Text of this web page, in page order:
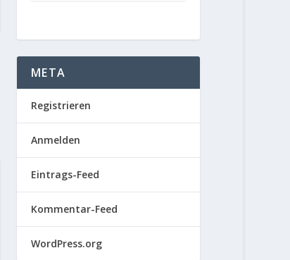
META
Registrieren
Anmelden
Eintrags-Feed
Kommentar-Feed
WordPress.org